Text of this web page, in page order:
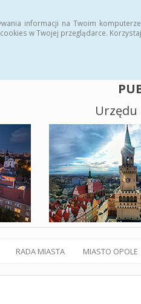
informacji na Twoim
w Twojej przeglądarce.
Urzędu
RADA MIASTA MIASTO OPOLE